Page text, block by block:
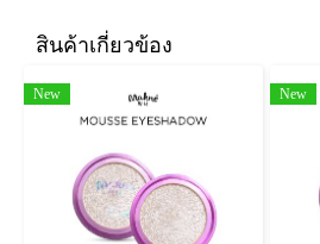
สินค้าเกี่ยวข้อง
New New